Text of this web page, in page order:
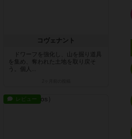
コヴェナント
ドワーフを強化し、山を掘り道具
を集め、奪われた土地を取り戻そ
う。個人...
レビュー